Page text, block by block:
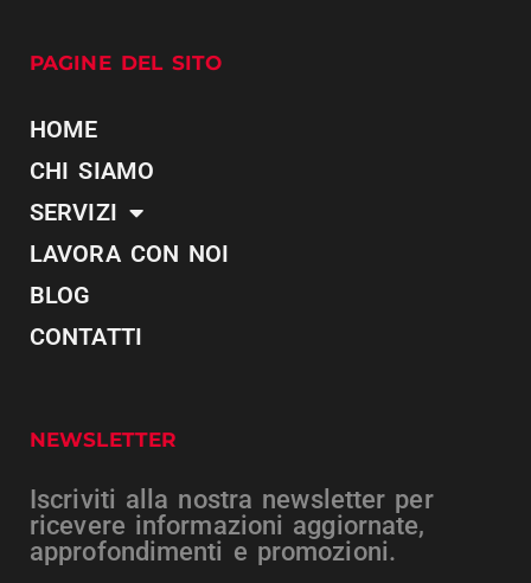
PAGINE DEL SITO
HOME
CHI SIAMO
SERVIZI
LAVORA CON NOI
BLOG
CONTATTI
NEWSLETTER
Iscriviti alla nostra newsletter per
ricevere informazioni aggiornate,
approfondimenti e promozioni.